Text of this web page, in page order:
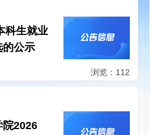
科生就业
的公示
浏览：112
院2026